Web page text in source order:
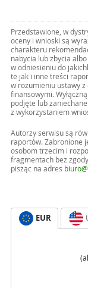
Przedstawione, w
oceny i wnioski są
charakteru
nabycia lub zbycia
w odniesieniu do
te jak i inne treści
w rozumieniu ustawy
finansowymi.
podjęte lub
z wykorzystaniem
Autorzy serwisu są
raportów. Zabronione
osobom trzecim i
fragmentach bez
pisząc na adres
EUR